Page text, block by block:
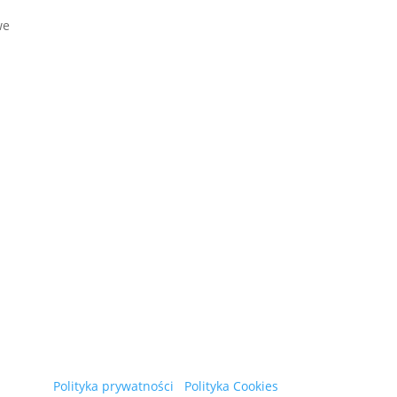
Polityka prywatności Polityka Cookies